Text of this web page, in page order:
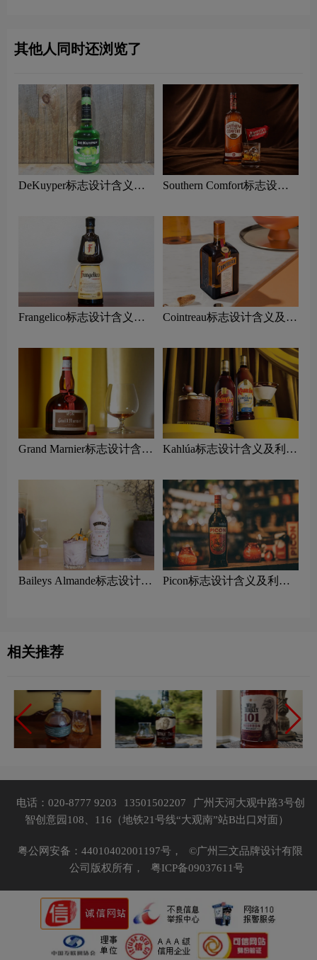
其他人同时还浏览了
DeKuyper标志设计含义及
Southern Comfort标志设计
Frangelico标志设计含义及
Cointreau标志设计含义及利
Grand Marnier标志设计含义
Kahlúa标志设计含义及利口
Baileys Almande标志设计含
Picon标志设计含义及利口
相关推荐
电话：020-8777 9203 13501502207
广州天河大观中路3号创
智创意园108、116（地铁21号线“大观南”站B出口对面）
粤公网安备：44010402001197号，
©广州三文品牌设计有限
公司版权所有，
粤ICP备09037611号